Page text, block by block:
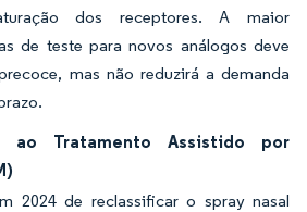
dos receptores. A maior
de teste para novos análogos deve
mas não reduzirá a demanda
ao Tratamento Assistido por
2024 de reclassificar o spray nasal